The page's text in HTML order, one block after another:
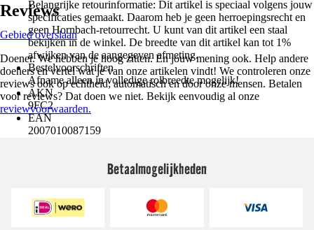
Belangrijke retourinformatie: Dit artikel is speciaal volgens jouw
specificaties gemaakt. Daarom heb je geen herroepingsrecht en
geen Hornbach-retourrecht. U kunt van dit artikel een staal
bekijken in de winkel. De breedte van dit artikel kan tot 1%
afwijken van de aangegeven afmeting.
Bestelvoorschriften
Afname alleen in volledige rolbreedte mogelijk!
AKN
9FC2
EAN
2007010087159
Reviews
Gebied overslaan
Doener. We hebben je hoog zitten. En jouw mening ook. Help andere
doeners en vertel wat je van onze artikelen vindt! We controleren onze
reviews ook op echtheid; automatisch en door onze mensen. Betalen
voor reviews? Dat doen we niet. Bekijk eenvoudig al onze
reviewvoorwaarden.
Betaalmogelijkheden